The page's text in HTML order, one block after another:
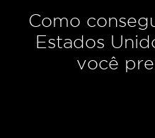
Como
Estados
você